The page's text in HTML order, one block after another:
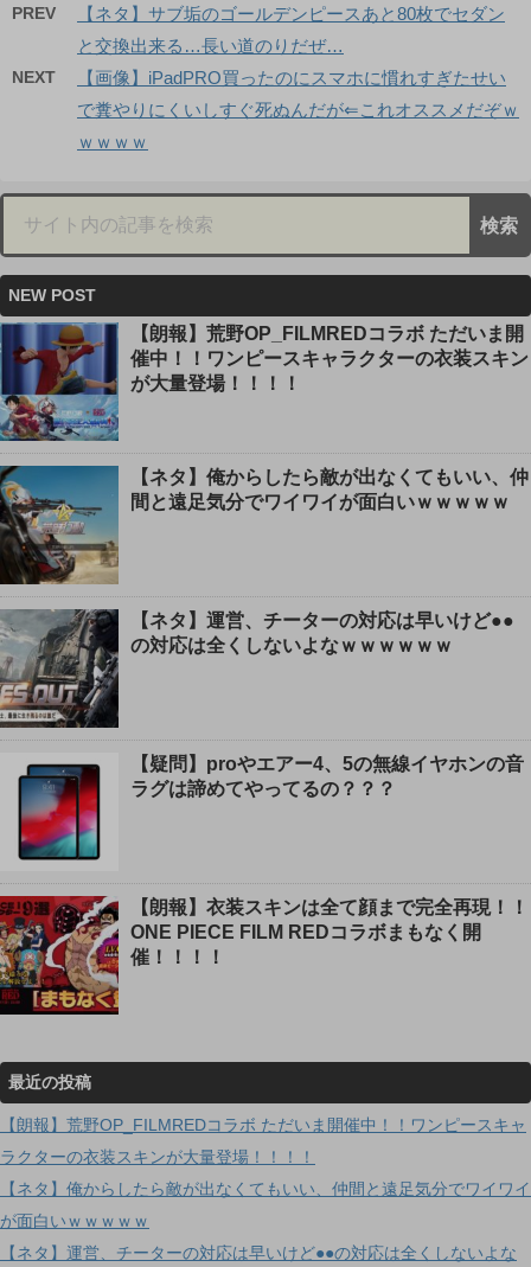
PREV
【ネタ】サブ垢のゴールデンピースあと80枚でセダン
と交換出来る…長い道のりだぜ…
NEXT
【画像】iPadPRO買ったのにスマホに慣れすぎたせい
で糞やりにくいしすぐ死ぬんだが⇐これオススメだぞｗ
ｗｗｗｗ
NEW POST
【朗報】荒野OP_FILMREDコラボ ただいま開
催中！！ワンピースキャラクターの衣装スキン
が大量登場！！！！
【ネタ】俺からしたら敵が出なくてもいい、仲
間と遠足気分でワイワイが面白いｗｗｗｗｗ
【ネタ】運営、チーターの対応は早いけど●●
の対応は全くしないよなｗｗｗｗｗｗ
【疑問】proやエアー4、5の無線イヤホンの音
ラグは諦めてやってるの？？？
【朗報】衣装スキンは全て顔まで完全再現！！
ONE PIECE FILM REDコラボまもなく開
催！！！！
最近の投稿
【朗報】荒野OP_FILMREDコラボ ただいま開催中！！ワンピースキャ
ラクターの衣装スキンが大量登場！！！！
【ネタ】俺からしたら敵が出なくてもいい、仲間と遠足気分でワイワイ
が面白いｗｗｗｗｗ
【ネタ】運営、チーターの対応は早いけど●●の対応は全くしないよな